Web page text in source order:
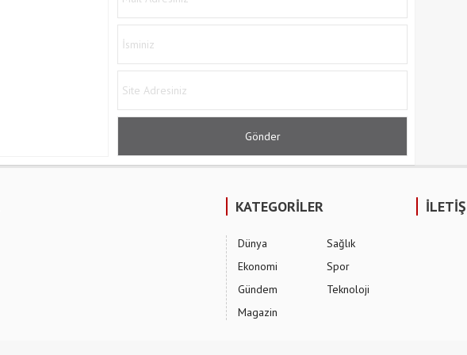
KATEGORİLER
Dünya
Ekonomi
Gündem
Magazin
Sağlık
Spor
Teknoloji